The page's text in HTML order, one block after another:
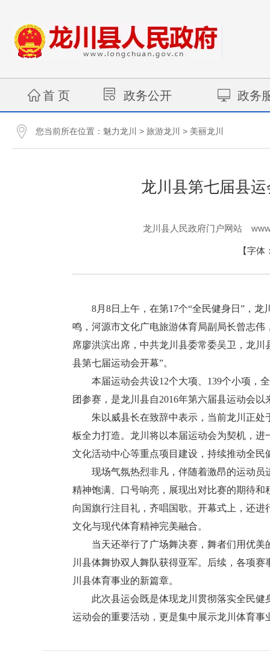
首 页 政务公开 政务
您当前所在位置： 魅力龙川 > 旅游龙川 > 美丽龙川
龙川县第七届县
龙川县人民政府门户网站
【字体
8月8日上午，在第17个“全民健身日”，龙
鸣，河源市文化广电旅游体育局副局长曾志
席廖洪滨出席，中共龙川县委常委吴卫，龙
县第七届运动会开幕”。
本届运动会共设12个大项、139个小项，全
团参赛，是龙川县自2016年第六届县运动会
朱以威县长在致辞中表示，当前龙川正处
板全力打造。龙川将以本届运动会为契机，
文化活动中心等重点项目建设，持续推动全民
现场气氛热烈非凡，伴随着激昂的运动员
精神饱满、口号响亮，展现出对比赛的期待
向国旗行注目礼，齐唱国歌。开幕式上，还
文化与现代体育精神完美融合。
当天还举行了广场舞决赛，舞者们用优美
川县体舞协双人舞队获得亚军。后续，各项
川县体育事业的新篇章。
此次县运会既是体现龙川贯彻落实全民健
运动会的重要活动，更是集中展示龙川体育